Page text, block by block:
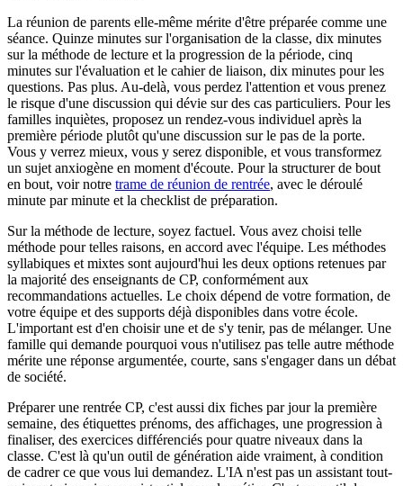
La réunion de parents elle-même mérite d'être préparée comme une
séance. Quinze minutes sur l'organisation de la classe, dix minutes
sur la méthode de lecture et la progression de la période, cinq
minutes sur l'évaluation et le cahier de liaison, dix minutes pour les
questions. Pas plus. Au-delà, vous perdez l'attention et vous prenez
le risque d'une discussion qui dévie sur des cas particuliers. Pour les
familles inquiètes, proposez un rendez-vous individuel après la
première période plutôt qu'une discussion sur le pas de la porte.
Vous y verrez mieux, vous y serez disponible, et vous transformez
un sujet anxiogène en moment d'écoute. Pour la structurer de bout
en bout, voir notre trame de réunion de rentrée, avec le déroulé
minute par minute et la checklist de préparation.
Sur la méthode de lecture, soyez factuel. Vous avez choisi telle
méthode pour telles raisons, en accord avec l'équipe. Les méthodes
syllabiques et mixtes sont aujourd'hui les deux options retenues par
la majorité des enseignants de CP, conformément aux
recommandations actuelles. Le choix dépend de votre formation, de
votre équipe et des supports déjà disponibles dans votre école.
L'important est d'en choisir une et de s'y tenir, pas de mélanger. Une
famille qui demande pourquoi vous n'utilisez pas telle autre méthode
mérite une réponse argumentée, courte, sans s'engager dans un débat
de société.
Préparer une rentrée CP, c'est aussi dix fiches par jour la première
semaine, des étiquettes prénoms, des affichages, une progression à
finaliser, des exercices différenciés pour quatre niveaux dans la
classe. C'est là qu'un outil de génération aide vraiment, à condition
de cadrer ce que vous lui demandez. L'IA n'est pas un assistant tout-